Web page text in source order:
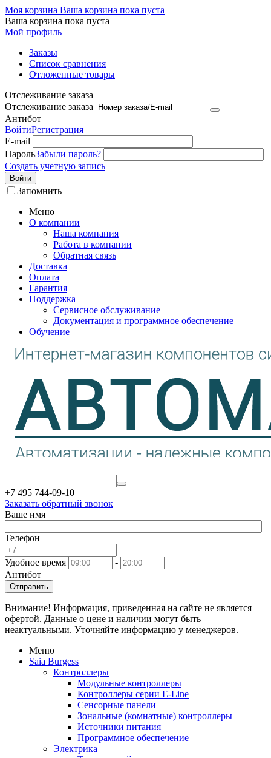
Моя корзина Ваша корзина пока пуста
Ваша корзина пока пуста
Мой профиль
Заказы
Список сравнения
Отложенные товары
Отслеживание заказа
Отслеживание заказа
Антибот
ВойтиРегистрация
E-mail
ПарольЗабыли пароль?
Создать учетную запись
Войти
Запомнить
Меню
О компании
Наша компания
Работа в компании
Обратная связь
Доставка
Оплата
Гарантия
Поддержка
Сервисное обслуживание
Документация и программное обеспечение
Обучение
+7 495 744-09-10
Заказать обратный звонок
Ваше имя
Телефон
Удобное время
-
Антибот
Отправить
Внимание! Информация, приведенная на сайте не является
офертой. Данные о цене и наличии могут быть
неактуальными. Уточняйте информацию у менеджеров.
Меню
Saia Burgess
Контроллеры
Модульные контроллеры
Контроллеры серии E-Line
Сенсорные панели
Зональные (комнатные) контроллеры
Источники питания
Программное обеспечение
Электрика